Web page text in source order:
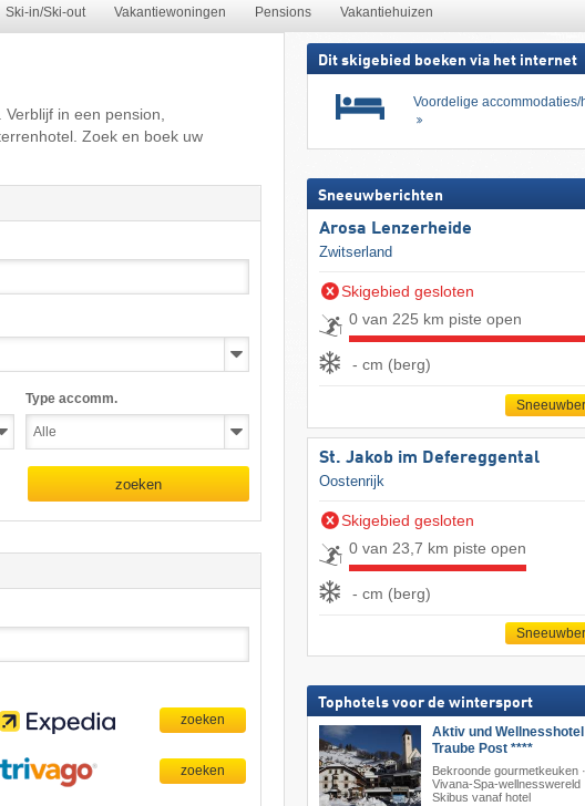
Ski-in/Ski-out Vakantiewoningen Pensions Vakantiehuizen
in een pension,
Zoek en boek uw
Type accomm.
zoeken
Dit skigebied boeken via het internet
Voordelige accommodaties/
Sneeuwberichten
Arosa Lenzerheide
Zwitserland
Skigebied gesloten
0 van 225 km piste open
- cm (berg)
St. Jakob im Defereggental
Oostenrijk
Skigebied gesloten
0 van 23,7 km piste open
- cm (berg)
Tophotels voor de wintersport
Aktiv und Wellnesshotel
Traube Post ****
Bekroonde gourmetkeuken ·
Vivana-Spa-wellnesswereld
Skibus vanaf hotel